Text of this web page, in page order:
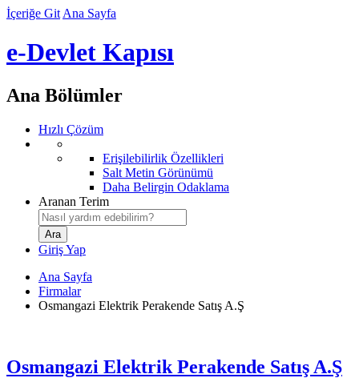
İçeriğe Git Ana Sayfa
e-Devlet Kapısı
Ana Bölümler
Hızlı Çözüm
Erişilebilirlik Özellikleri
Salt Metin Görünümü
Daha Belirgin Odaklama
Aranan Terim
Giriş Yap
Ana Sayfa
Firmalar
Osmangazi Elektrik Perakende Satış A.Ş
Osmangazi Elektrik Perakende Satış A.Ş